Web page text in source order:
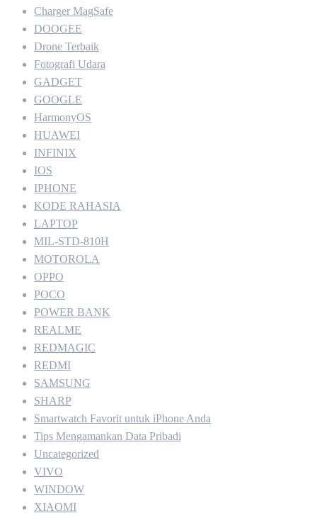
Charger MagSafe
DOOGEE
Drone Terbaik
Fotografi Udara
GADGET
GOOGLE
HarmonyOS
HUAWEI
INFINIX
IOS
IPHONE
KODE RAHASIA
LAPTOP
MIL-STD-810H
MOTOROLA
OPPO
POCO
POWER BANK
REALME
REDMAGIC
REDMI
SAMSUNG
SHARP
Smartwatch Favorit untuk iPhone Anda
Tips Mengamankan Data Pribadi
Uncategorized
VIVO
WINDOW
XIAOMI